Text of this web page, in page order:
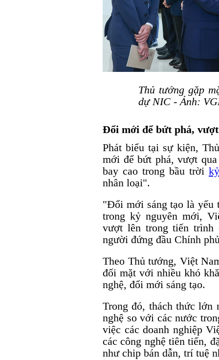
Thủ tướng gặp
dự NIC - Ảnh:
Đổi mới để bứt phá,
Phát biểu tại sự kiện,
mới để bứt phá, vượt
bay cao trong bầu trời
nhân loại".
"Đổi mới sáng tạo là yếu
trong kỷ nguyên mới,
vượt lên trong tiến trình
người đứng đầu Chính
Theo Thủ tướng, Việt
đối mặt với nhiều khó
nghệ, đổi mới sáng tạo.
Trong đó, thách thức lớn
nghệ so với các nước
việc các doanh nghiệp
các công nghệ tiên tiến,
như chip bán dẫn, trí tuệ